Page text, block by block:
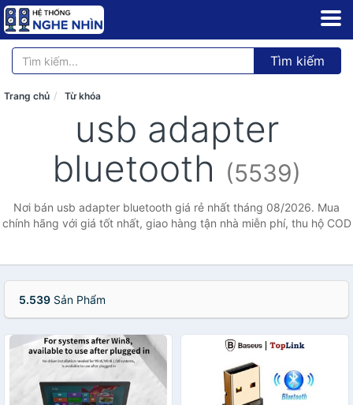
Tìm kiếm
Trang chủ Từ khóa
usb adapter
bluetooth (5539)
Nơi bán usb adapter bluetooth giá rẻ nhất tháng 08/2026. Mua
chính hãng với giá tốt nhất, giao hàng tận nhà miễn phí, thu hộ COD
5.539 Sản Phẩm